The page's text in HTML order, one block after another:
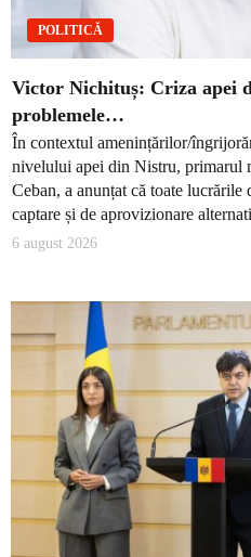
POLITICĂ
Victor Nichituș: Criza apei
problemele…
În contextul amenințărilor/
nivelului apei din Nistru, primarul
Ceban, a anunțat că toate lucrările
captare și de aprovizionare
6 august 2026